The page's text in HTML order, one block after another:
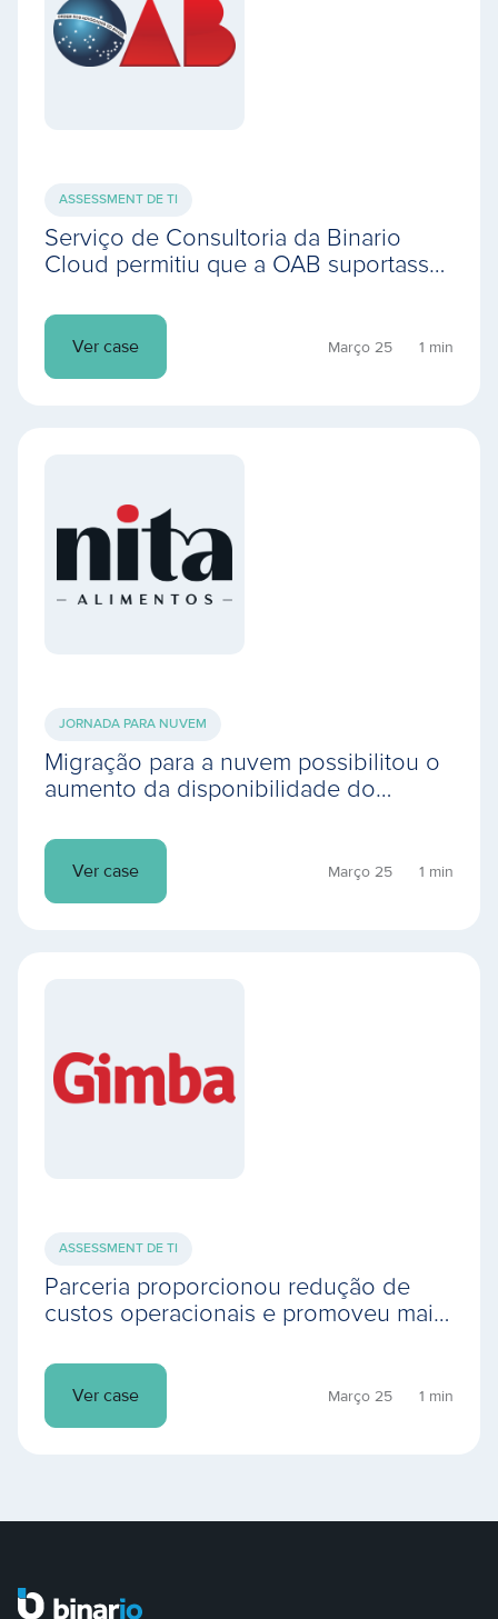
ASSESSMENT DE TI
Serviço de Consultoria da Binario
Cloud permitiu que a OAB suportasse
line do mundo
Ver case Março 25 1 min
JORNADA PARA NUVEM
Migração para a nuvem possibilitou o
aumento da disponibilidade do
mais produtividade
Ver case Março 25 1 min
ASSESSMENT DE TI
Parceria proporcionou redução de
custos operacionais e promoveu mais
distribuidora
Ver case Março 25 1 min